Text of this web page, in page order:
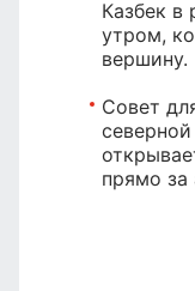
Казбек в
утром,
вершину.
Совет
прямо за